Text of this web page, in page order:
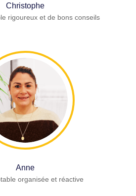
Christophe
rigoureux et de bons conseils
Anne
organisée et réactive